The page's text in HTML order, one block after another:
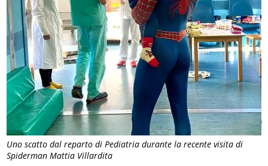
Uno scatto dal reparto di Pediatria durante la recente visita di
Spiderman Mattia Villardita